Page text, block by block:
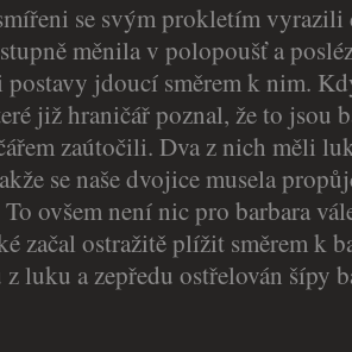
se svým prokletím
měnila v polopoušť a
jdoucí směrem k nim.
již hraničář poznal, že to jsou
zaútočili. Dva z nich měli
se naše dvojice musela
To ovšem není nic pro barbara
začal ostražitě plížit směrem k
luku a zepředu ostřelován šípy